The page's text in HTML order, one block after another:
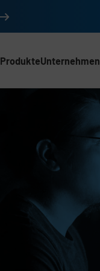
ProdukteUnternehmen